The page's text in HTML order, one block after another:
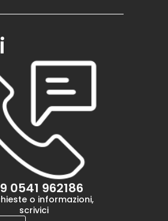
0541 962186
o informazioni,
scrivici